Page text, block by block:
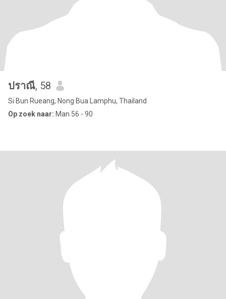
ปราณี, 58
Si Bun Rueang, Nong Bua Lamphu, Thailand
Op zoek naar: Man 56 - 90